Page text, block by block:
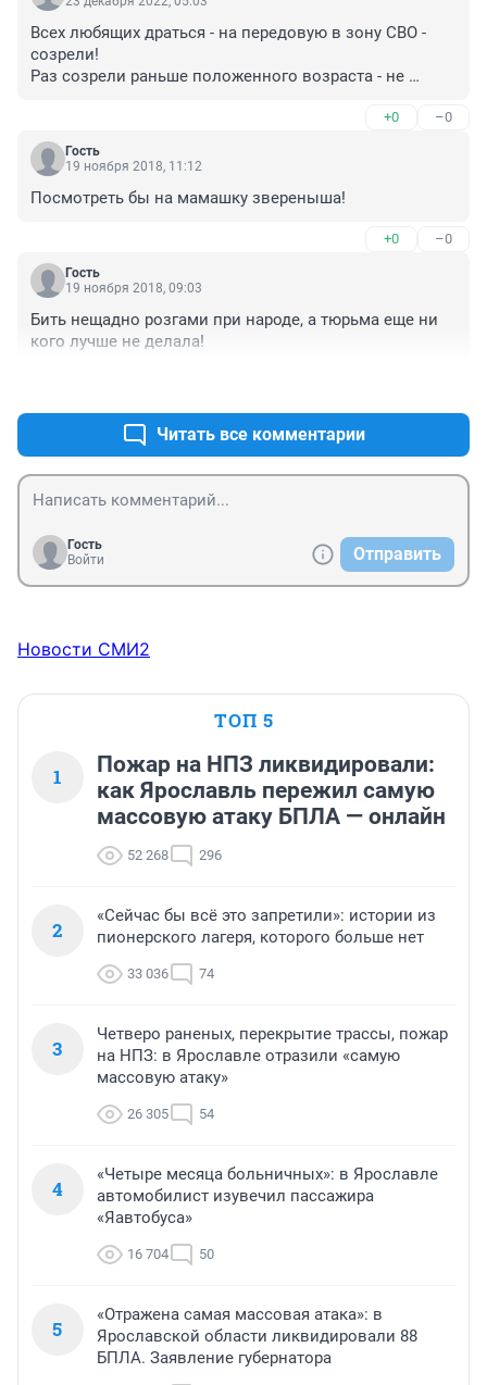
Всех любящих драться - на передовую в зону СВО -
созрели!
Раз созрели раньше положенного возраста - не
+0 –0
Гость
19 ноября 2018, 11:12
Посмотреть бы на мамашку звереныша!
+0 –0
Гость
19 ноября 2018, 09:03
Бить нещадно розгами при народе, а тюрьма еще ни
кого лучше не делала!
Читать все комментарии
Гость
Войти
Отправить
Новости СМИ2
ТОП 5
1
Пожар на НПЗ ликвидировали:
как Ярославль пережил самую
массовую атаку БПЛА — онлайн
52 268 296
2
«Сейчас бы всё это запретили»: истории из
пионерского лагеря, которого больше нет
33 036 74
3
Четверо раненых, перекрытие трассы, пожар
на НПЗ: в Ярославле отразили «самую
массовую атаку»
26 305 54
4
«Четыре месяца больничных»: в Ярославле
автомобилист изувечил пассажира
«Яавтобуса»
16 704 50
5
«Отражена самая массовая атака»: в
Ярославской области ликвидировали 88
БПЛА. Заявление губернатора